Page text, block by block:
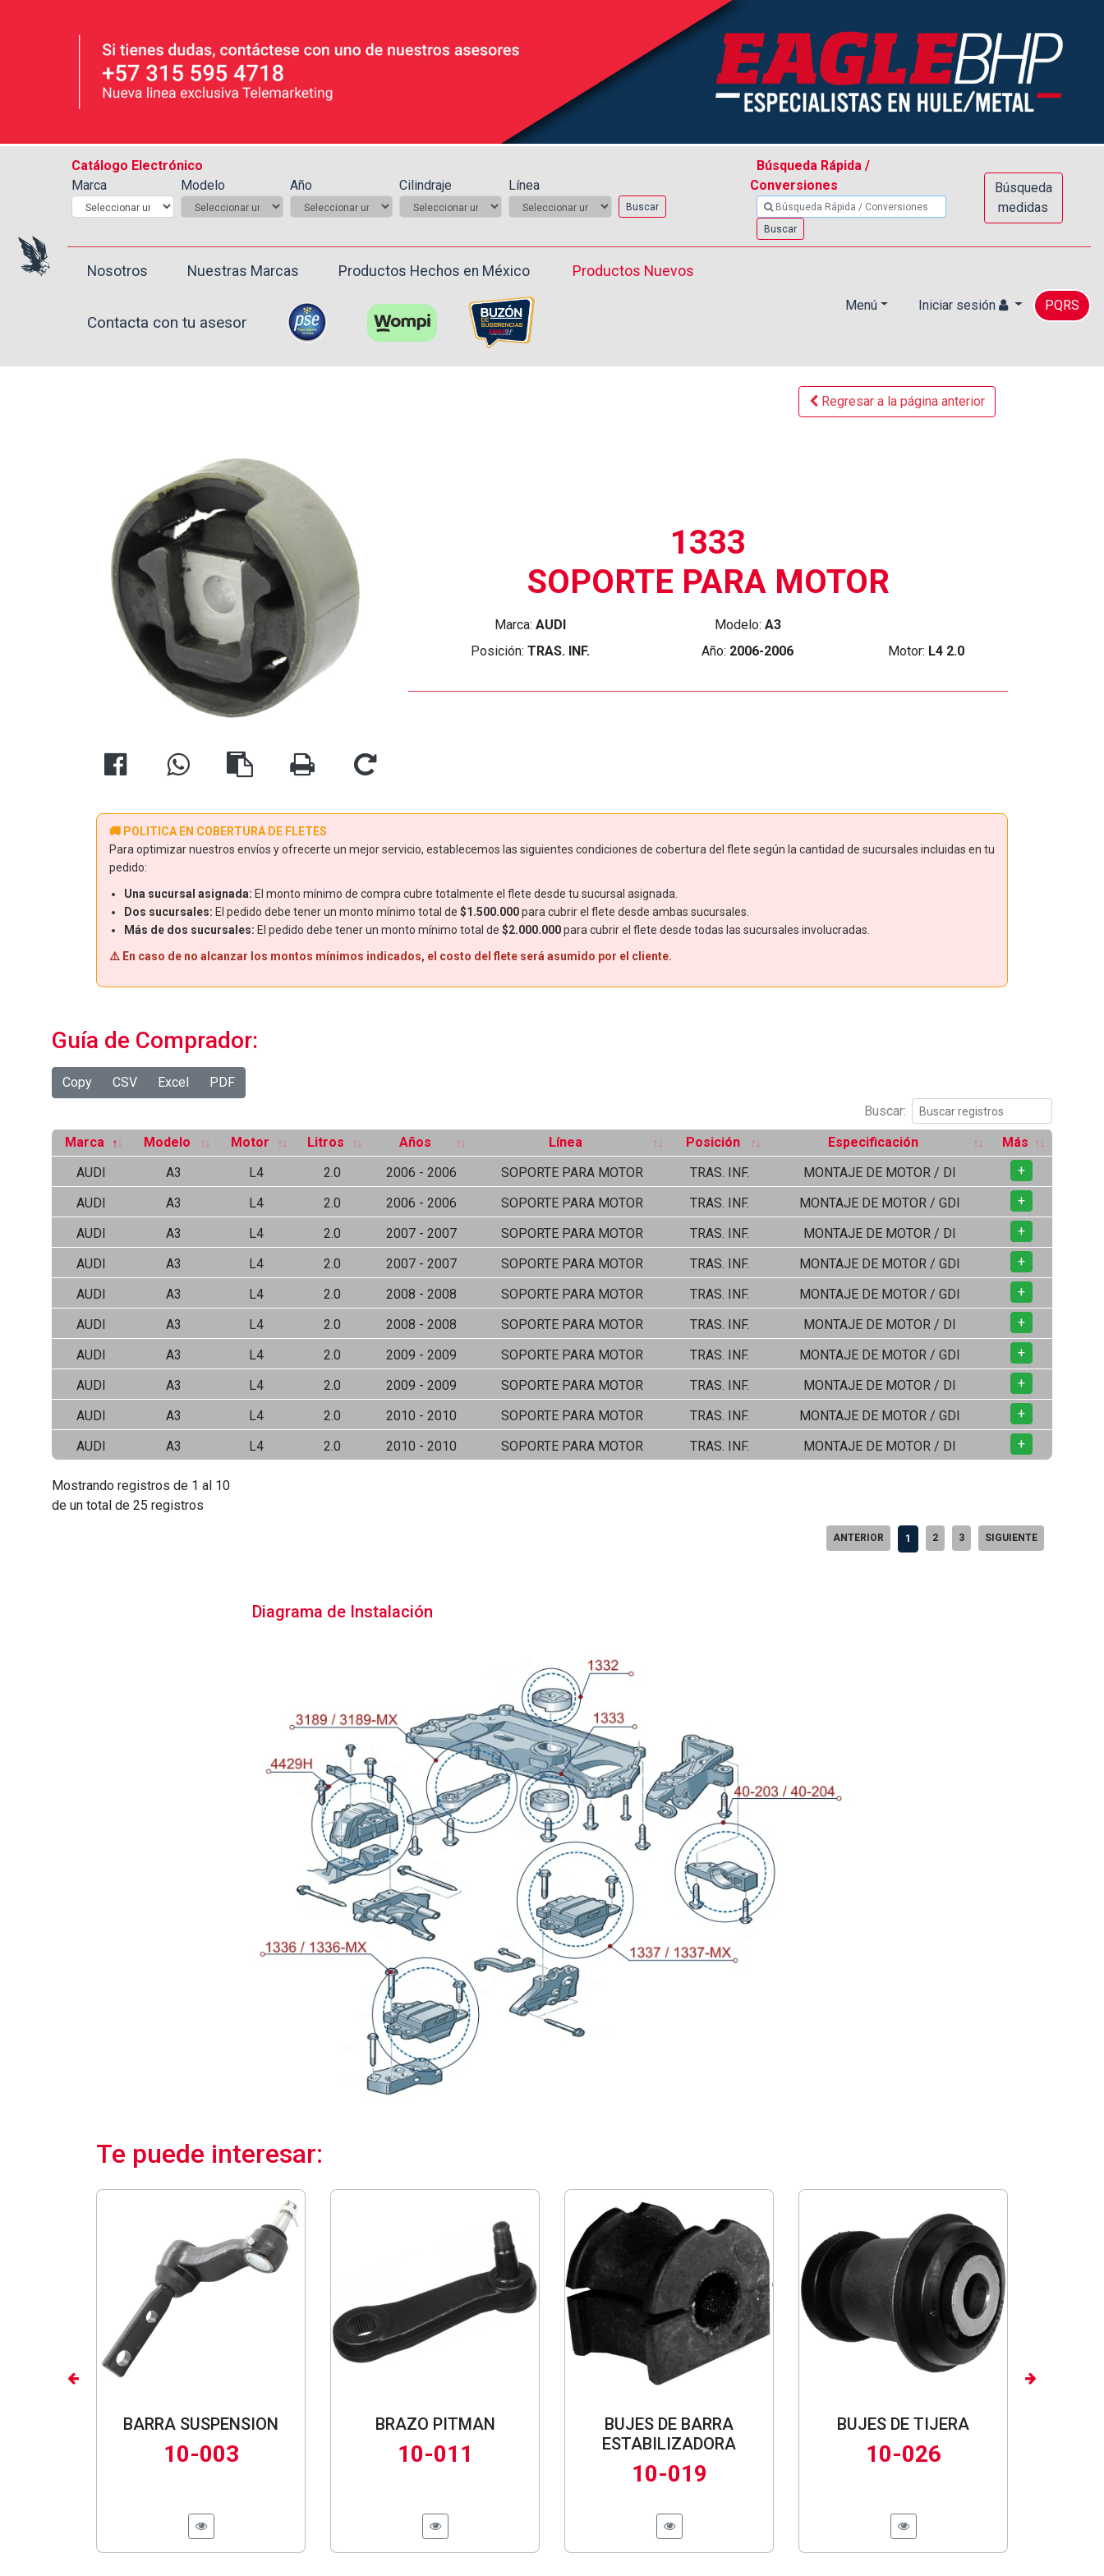
Catálogo Electrónico
Marca
Modelo Año Cilindraje Línea
Buscar
Búsqueda Rápida /
Conversiones
Buscar
Búsqueda
medidas
Nosotros Nuestras Marcas Productos Hechos en México ️ Productos Nuevos
Contacta con tu asesor
Menú Iniciar sesión PQRS
Regresar a la página anterior
1333
SOPORTE PARA MOTOR
Marca: AUDI Modelo: A3
Posición: TRAS. INF. Año: 2006-2006 Motor: L4 2.0
🚚 POLITICA EN COBERTURA DE FLETES
Para optimizar nuestros envíos y ofrecerte un mejor servicio, establecemos las siguientes condiciones de cobertura del flete según la cantidad de sucursales incluidas en tu
pedido:
Una sucursal asignada: El monto mínimo de compra cubre totalmente el flete desde tu sucursal asignada.
Dos sucursales: El pedido debe tener un monto mínimo total de $1.500.000para cubrir el flete desde ambas sucursales.
Más de dos sucursales: El pedido debe tener un monto mínimo total de $2.000.000para cubrir el flete desde todas las sucursales involucradas.
⚠️ En caso de no alcanzar los montos mínimos indicados, el costo del flete será asumido por el cliente.
Guía de Comprador:
Copy CSV Excel
PDF
Buscar:
Marca Modelo Motor Litros Años Línea Posición Especificación
Más
AUDI
A3 L4 2.0 2006 - 2006 SOPORTE PARA MOTOR TRAS. INF. MONTAJE DE MOTOR / DI +
AUDI A3 L4 2.0 2006 - 2006 SOPORTE PARA MOTOR TRAS. INF. MONTAJE DE MOTOR / GDI +
AUDI A3 L4 2.0 2007 - 2007 SOPORTE PARA MOTOR TRAS. INF. MONTAJE DE MOTOR / DI +
AUDI A3 L4 2.0 2007 - 2007 SOPORTE PARA MOTOR TRAS. INF. MONTAJE DE MOTOR / GDI +
AUDI A3 L4 2.0 2008 - 2008 SOPORTE PARA MOTOR TRAS. INF. MONTAJE DE MOTOR / GDI +
AUDI A3 L4 2.0 2008 - 2008 SOPORTE PARA MOTOR TRAS. INF. MONTAJE DE MOTOR / DI +
AUDI A3 L4 2.0 2009 - 2009 SOPORTE PARA MOTOR TRAS. INF. MONTAJE DE MOTOR / GDI +
AUDI A3 L4 2.0 2009 - 2009 SOPORTE PARA MOTOR TRAS. INF. MONTAJE DE MOTOR / DI +
AUDI A3 L4 2.0 2010 - 2010 SOPORTE PARA MOTOR TRAS. INF. MONTAJE DE MOTOR / GDI +
AUDI A3 L4 2.0 2010 - 2010 SOPORTE PARA MOTOR TRAS. INF. MONTAJE DE MOTOR / DI +
Mostrando registros de 1 al 10
de un total de 25 registros
ANTERIOR 1 2 3 SIGUIENTE
Diagrama de Instalación
Te puede interesar:
BARRA SUSPENSION
10-003
BRAZO PITMAN
10-011
BUJES DE BARRA
ESTABILIZADORA
10-019
BUJES DE TIJERA
10-026
Previous Next